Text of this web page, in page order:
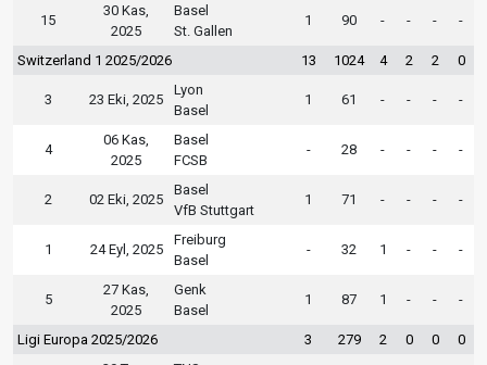
15
30 Kas,
2025
Basel
St. Gallen
1 90 - - - -
Switzerland 1 2025/2026 13 1024 4 2 2 0
3 23 Eki, 2025
Lyon
Basel
1 61 - - - -
4
06 Kas,
2025
Basel
FCSB
- 28 - - - -
2 02 Eki, 2025
Basel
VfB Stuttgart
1 71 - - - -
1 24 Eyl, 2025
Freiburg
Basel
- 32 1 - - -
5
27 Kas,
2025
Genk
Basel
1 87 1 - - -
Ligi Europa 2025/2026 3 279 2 0 0 0